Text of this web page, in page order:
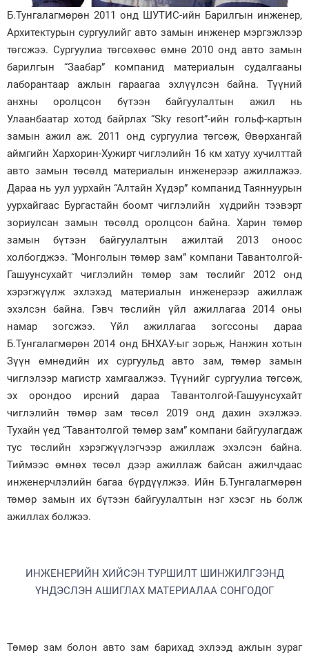
Б.Тунгалагмөрөн 2011 онд ШУТИС-ийн Барилгын инженер,
Архитектурын сургуулийг авто замын инженер мэргэжлээр
төгсжээ. Сургуулиа төгсөхөөс өмнө 2010 онд авто замын
барилгын “Заабар” компанид материалын судалгааны
лаборантаар ажлын гараагаа эхлүүлсэн байна. Түүний
анхны оролцсон бүтээн байгуулалтын ажил нь
Улаанбаатар хотод байрлах “Sky resort”-ийн гольф-картын
замын ажил аж. 2011 онд сургуулиа төгсөж, Өвөрхангай
аймгийн Хархорин-Хужирт чиглэлийн 16 км хатуу хучилттай
авто замын төсөлд материалын инженерээр ажиллажээ.
Дараа нь уул уурхайн “Алтайн Хүдэр” компанид Таяннуурын
уурхайгаас Бургастайн боомт чиглэлийн хүдрийн тээвэрт
зориулсан замын төсөлд оролцсон байна. Харин төмөр
замын бүтээн байгуулалтын ажилтай 2013 оноос
холбогджээ. “Монголын төмөр зам” компани Тавантолгой-
Гашуунсухайт чиглэлийн төмөр зам төслийг 2012 онд
хэрэгжүүлж эхлэхэд материалын инженерээр ажиллаж
эхэлсэн байна. Гэвч төслийн үйл ажиллагаа 2014 оны
намар зогсжээ. Үйл ажиллагаа зогссоны дараа
Б.Тунгалагмөрөн 2014 онд БНХАУ-ыг зорьж, Нанжин хотын
Зүүн өмнөдийн их сургуульд авто зам, төмөр замын
чиглэлээр магистр хамгаалжээ. Түүнийг сургуулиа төгсөж,
эх орондоо ирсний дараа Тавантолгой-Гашуунсухайт
чиглэлийн төмөр зам төсөл 2019 онд дахин эхэлжээ.
Тухайн үед “Тавантолгой төмөр зам” компани байгуулагдаж
тус төслийн хэрэгжүүлэгчээр ажиллаж эхэлсэн байна.
Тиймээс өмнөх төсөл дээр ажиллаж байсан ажилчдаас
инженерчлэлийн багаа бүрдүүлжээ. Ийн Б.Тунгалагмөрөн
төмөр замын их бүтээн байгуулалтын нэг хэсэг нь болж
ажиллах болжээ.
ИНЖЕНЕРИЙН ХИЙСЭН ТУРШИЛТ ШИНЖИЛГЭЭНД
ҮНДЭСЛЭН АШИГЛАХ МАТЕРИАЛАА СОНГОДОГ
Төмөр зам болон авто зам барихад эхлээд ажлын зураг